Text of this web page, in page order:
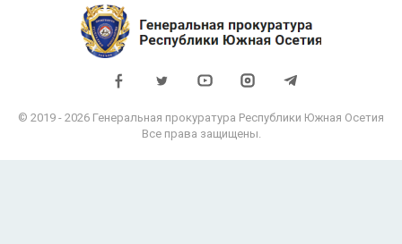
© 2019 - 2026 Генеральная прокуратура Республики Южная Осетия
Все права защищены.